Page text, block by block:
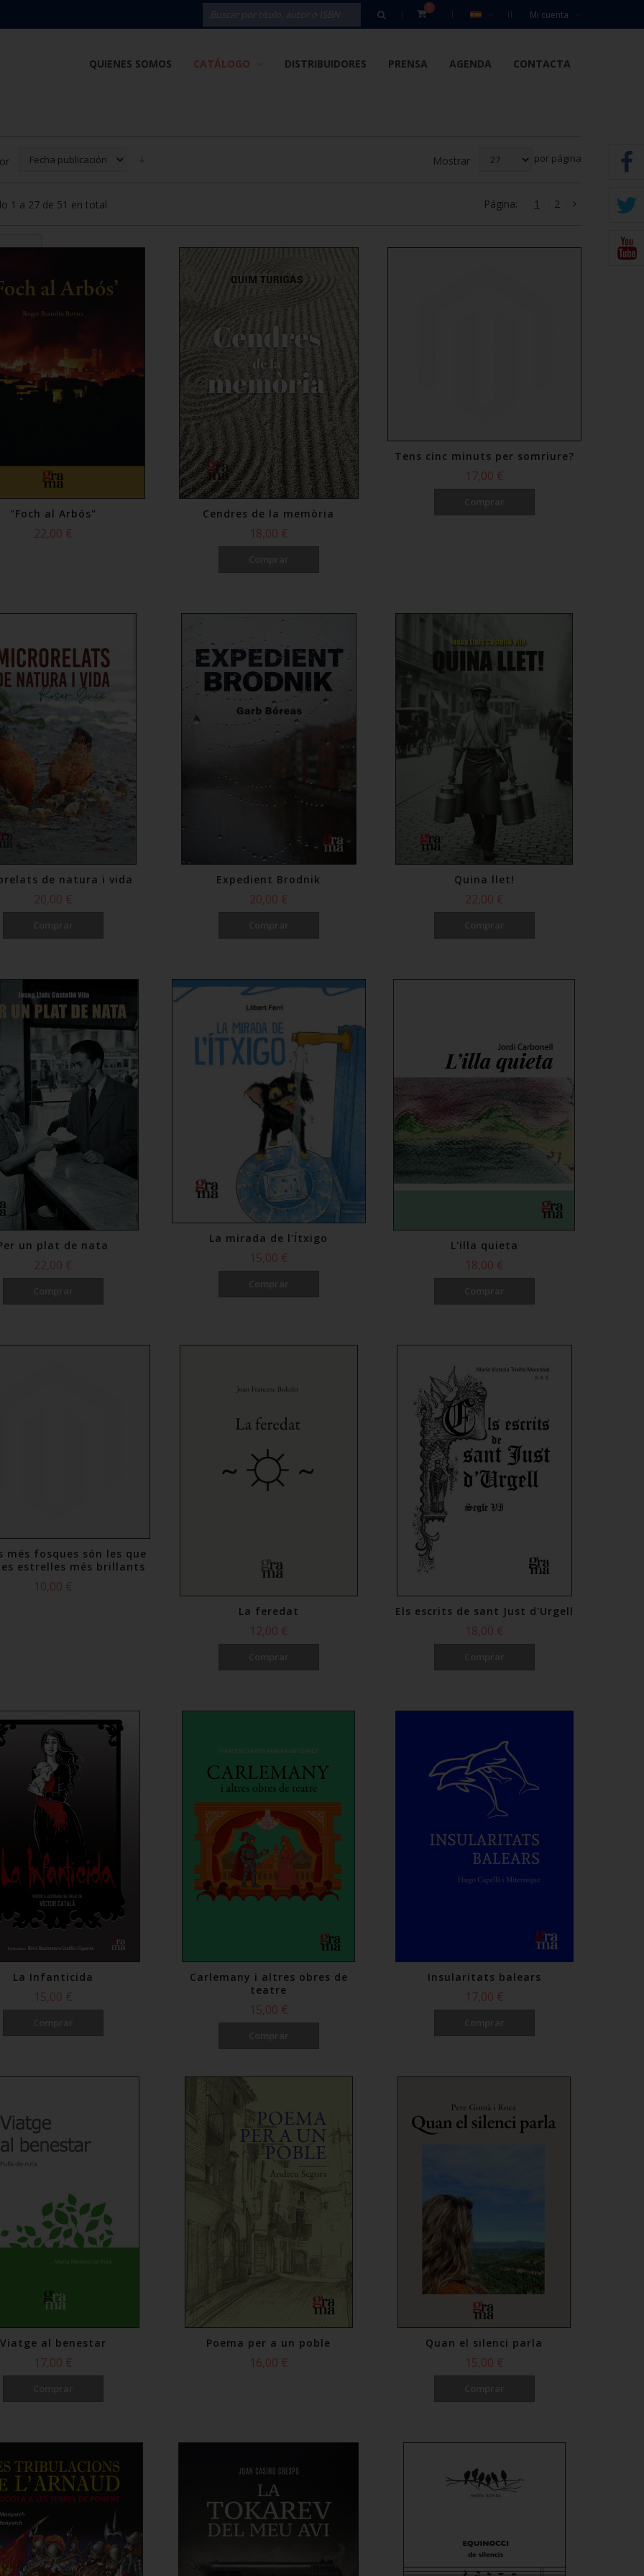
Mi cuenta
0
QUIENES SOMOS CATÁLOGO DISTRIBUIDORES PRENSA AGENDA CONTACTA
Mostrar por página
1 a 27 de 51 en total Página: 1 2
"Foch al Arbós"
22,00 €
Cendres de la memòria
18,00 €
Tens cinc minuts per somriure?
17,00 €
de natura i vida
20,00 €
Expedient Brodnik
20,00 €
Quina llet!
22,00 €
un plat de nata
22,00 €
La mirada de l'Ítxigo
15,00 €
L'illa quieta
18,00 €
més fosques són les que
estrelles més brillants
10,00 €
La feredat
12,00 €
Els escrits de sant Just d'Urgell
18,00 €
La Infanticida
15,00 €
Carlemany i altres obres de
teatre
15,00 €
Insularitats balears
17,00 €
Viatge al benestar
17,00 €
Poema per a un poble
16,00 €
Quan el silenci parla
15,00 €